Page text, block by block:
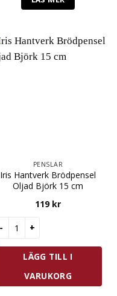
PENSLAR
Iris Hantverk Brödpensel
Oljad Björk 15 cm
119 kr
LÄGG TILL I
VARUKORG